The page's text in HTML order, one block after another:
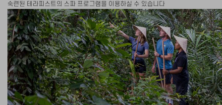
숙련된 테라피스트의 스파 프로그램을 이용하실 수 있습니다